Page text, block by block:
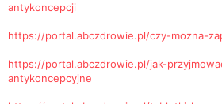
antykoncepcji
https://portal.abczdrowie.pl/czy-mozna-
https://portal.abczdrowie.pl/jak-
antykoncepcyjne